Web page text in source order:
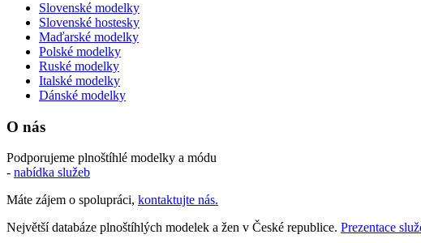
Slovenské modelky
Slovenské hostesky
Maďarské modelky
Polské modelky
Ruské modelky
Italské modelky
Dánské modelky
O nás
Podporujeme plnoštíhlé modelky a módu
- nabídka služeb
Máte zájem o spolupráci, kontaktujte nás.
Největší databáze plnoštíhlých modelek a žen v České republice. Prezentace